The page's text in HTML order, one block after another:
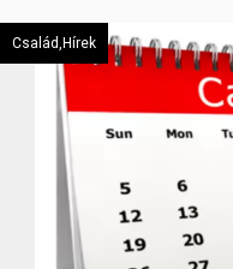
Család,Hírek